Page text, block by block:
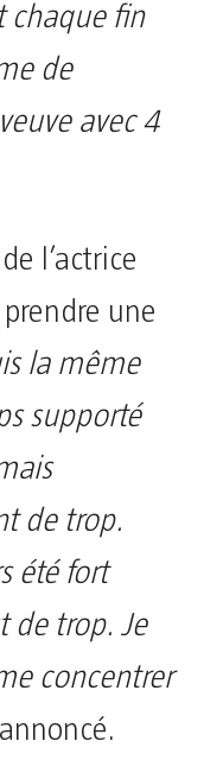
chaque fin
de
avec 4
l’actrice
une
la même
supporté
de trop.
été fort
de trop. Je
concentrer